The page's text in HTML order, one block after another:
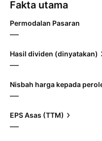
Fakta utama
Permodalan Pasaran
—
Hasil dividen (dinyatakan)
—
Nisbah harga kepada
—
EPS Asas (TTM)
—